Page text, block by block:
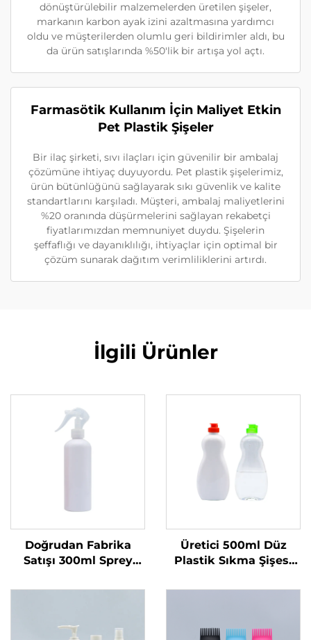
dönüştürülebilir malzemelerden üretilen şişeler,
markanın karbon ayak izini azaltmasına yardımcı
oldu ve müşterilerden olumlu geri bildirimler aldı, bu
da ürün satışlarında %50'lik bir artışa yol açtı.
Farmasötik Kullanım İçin Maliyet Etkin
Pet Plastik Şişeler
Bir ilaç şirketi, sıvı ilaçları için güvenilir bir ambalaj
çözümüne ihtiyaç duyuyordu. Pet plastik şişelerimiz,
ürün bütünlüğünü sağlayarak sıkı güvenlik ve kalite
standartlarını karşıladı. Müşteri, ambalaj maliyetlerini
%20 oranında düşürmelerini sağlayan rekabetçi
fiyatlarımızdan memnuniyet duydu. Şişelerin
şeffaflığı ve dayanıklılığı, ihtiyaçlar için optimal bir
çözüm sunarak dağıtım verimliliklerini artırdı.
İlgili Ürünler
Doğrudan Fabrika
Satışı 300ml Sprey
Yuvarlak Omuzlu
Üretici 500ml Düz
Plastik Sıkma Şişesi
Logolu Bulaşık Sabunu
Mühürleme